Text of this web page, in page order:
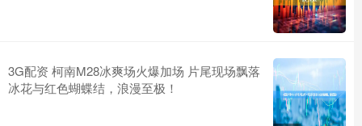
3G配资 柯南M28冰爽场火爆加场 片尾现场飘落
冰花与红色蝴蝶结，浪漫至极！